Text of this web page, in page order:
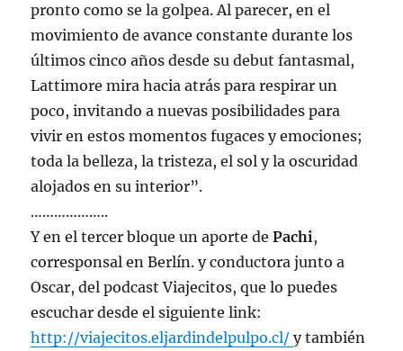
pronto como se la golpea. Al parecer, en el
movimiento de avance constante durante los
últimos cinco años desde su debut fantasmal,
Lattimore mira hacia atrás para respirar un
poco, invitando a nuevas posibilidades para
vivir en estos momentos fugaces y emociones;
toda la belleza, la tristeza, el sol y la oscuridad
alojados en su interior”.
………………..
Y en el tercer bloque un aporte dePachi,
corresponsal en Berlín. y conductora junto a
Oscar, del podcast Viajecitos, que lo puedes
escuchar desde el siguiente link:
http://viajecitos.eljardindelpulpo.cl/y también